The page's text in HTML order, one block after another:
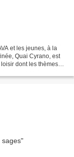
et les jeunes, à la
Quai Cyrano, est
dont les thèmes